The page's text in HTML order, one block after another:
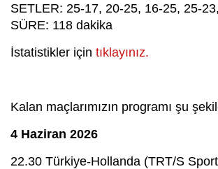
SETLER: 25-17, 20-25, 16-25, 25-
SÜRE: 118 dakika
İstatistikler için tıklayınız.
Kalan maçlarımızın programı şu
4 Haziran 2026
22.30 Türkiye-Hollanda (TRT/S